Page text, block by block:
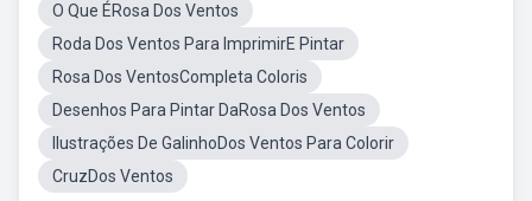
O Que ÉRosa Dos Ventos
Roda Dos Ventos Para ImprimirE Pintar
Rosa Dos VentosCompleta Coloris
Desenhos Para Pintar DaRosa Dos Ventos
Ilustrações De GalinhoDos Ventos Para Colorir
CruzDos Ventos